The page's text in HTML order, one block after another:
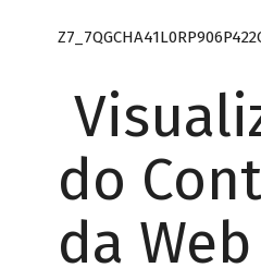
do
da Web